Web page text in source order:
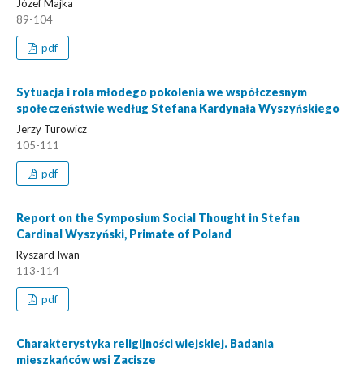
Józef Majka
89-104
pdf
Sytuacja i rola młodego pokolenia we współczesnym
społeczeństwie według Stefana Kardynała Wyszyńskiego
Jerzy Turowicz
105-111
pdf
Report on the Symposium Social Thought in Stefan
Cardinal Wyszyński, Primate of Poland
Ryszard Iwan
113-114
pdf
Charakterystyka religijności wiejskiej. Badania
mieszkańców wsi Zacisze